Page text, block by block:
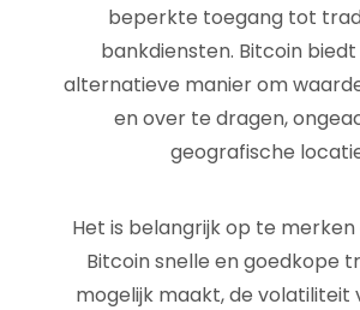
beperkte toegang tot
bankdiensten. Bitcoin
alternatieve manier om
en over te dragen,
geografische
Het is belangrijk op te
Bitcoin snelle en goedkope
mogelijk maakt, de volatiliteit